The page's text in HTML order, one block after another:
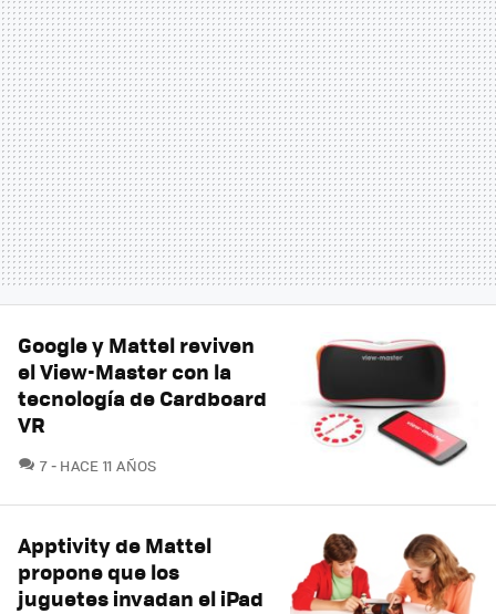
Google y Mattel reviven
el View-Master con la
tecnología de Cardboard
VR
7COMENTARIOS
HACE 11 AÑOS
Apptivity de Mattel
propone que los
juguetes invadan el iPad